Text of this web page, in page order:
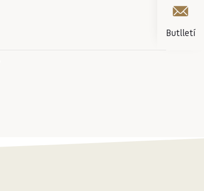
Butlletí